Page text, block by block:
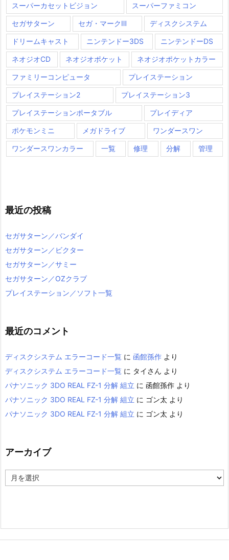
スーパーカセットビジョン スーパーファミコン
セガサターン セガ・マークⅢ ディスクシステム
ドリームキャスト ニンテンドー3DS ニンテンドーDS
ネオジオCD ネオジオポケット ネオジオポケットカラー
ファミリーコンピュータ プレイステーション
プレイステーション2 プレイステーション3
プレイステーションポータブル プレイディア
ポケモンミニ メガドライブ ワンダースワン
ワンダースワンカラー 一覧 修理 分解 管理
最近の投稿
セガサターン／バンダイ
セガサターン／ビクター
セガサターン／サミー
セガサターン／OZクラブ
プレイステーション／ソフト一覧
最近のコメント
ディスクシステム エラーコード一覧 に 函館孫作 より
ディスクシステム エラーコード一覧 に タイさん より
パナソニック 3DO REAL FZ-1 分解 組立 に 函館孫作 より
パナソニック 3DO REAL FZ-1 分解 組立 に ゴン太 より
パナソニック 3DO REAL FZ-1 分解 組立 に ゴン太 より
アーカイブ
ー